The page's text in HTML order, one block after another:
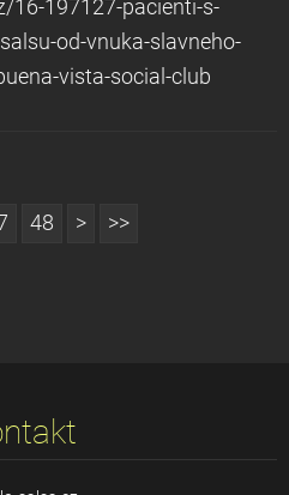
16-197127-pacienti-s-
od-vnuka-slavneho-
vista-social-club
48 > >>